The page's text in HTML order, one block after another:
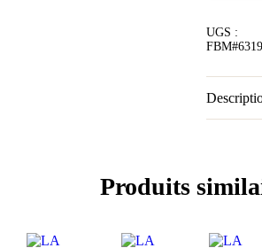
UGS :
Produits